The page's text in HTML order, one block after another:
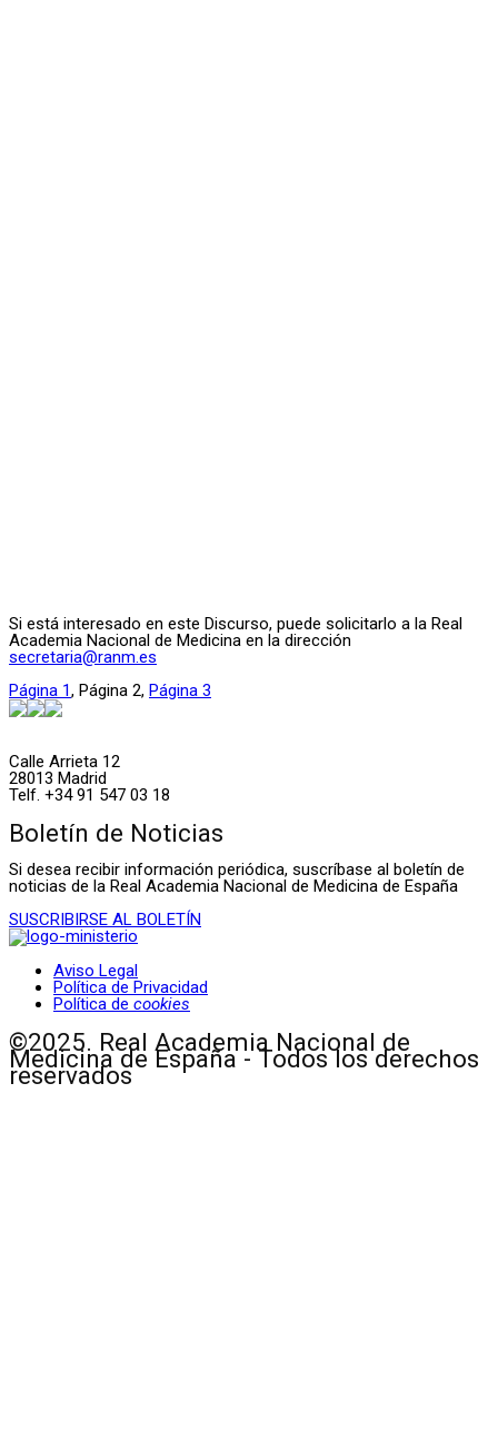
Si está interesado en este Discurso, puede solicitarlo a la Real
Academia Nacional de Medicina en la dirección
secretaria@ranm.es
Página 1, Página 2, Página 3
Calle Arrieta 12
28013 Madrid
Telf. +34 91 547 03 18
Boletín de Noticias
Si desea recibir información periódica, suscríbase al boletín de
noticias de la Real Academia Nacional de Medicina de España
SUSCRIBIRSE AL BOLETÍN
Aviso Legal
Política de Privacidad
Política de cookies
©2025. Real Academia Nacional de
Medicina de España - Todos los derechos
reservados